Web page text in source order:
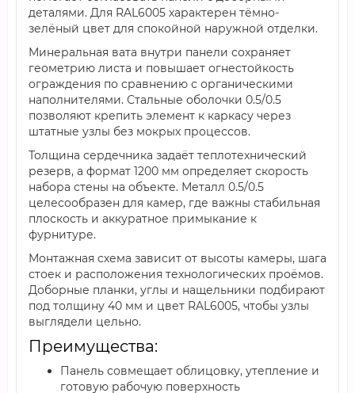
деталями. Для RAL6005 характерен тёмно-
зелёный цвет для спокойной наружной отделки.
Минеральная вата внутри панели сохраняет
геометрию листа и повышает огнестойкость
ограждения по сравнению с органическими
наполнителями. Стальные оболочки 0.5/0.5
позволяют крепить элемент к каркасу через
штатные узлы без мокрых процессов.
Толщина сердечника задаёт теплотехнический
резерв, а формат 1200 мм определяет скорость
набора стены на объекте. Металл 0.5/0.5
целесообразен для камер, где важны стабильная
плоскость и аккуратное примыкание к
фурнитуре.
Монтажная схема зависит от высоты камеры, шага
стоек и расположения технологических проёмов.
Доборные планки, углы и нащельники подбирают
под толщину 40 мм и цвет RAL6005, чтобы узлы
выглядели цельно.
Преимущества:
Панель совмещает облицовку, утепление и
готовую рабочую поверхность